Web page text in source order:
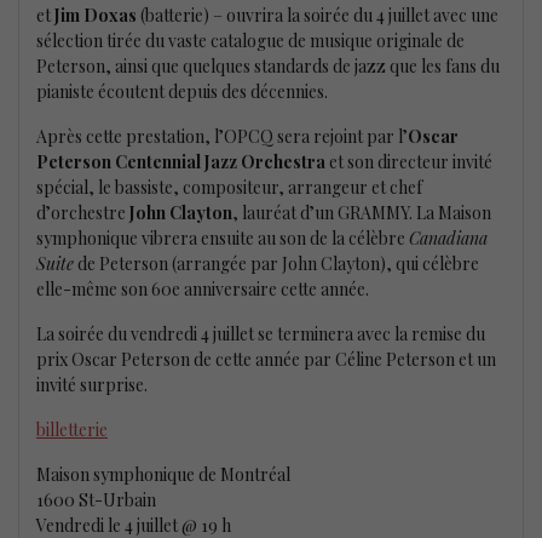
etJim Doxas (batterie) – ouvrira la soirée du 4 juillet avec une
sélection tirée du vaste catalogue de musique originale de
Peterson, ainsi que quelques standards de jazz que les fans du
pianiste écoutent depuis des décennies.
Après cette prestation, l’OPCQ sera rejoint par l’Oscar
Peterson Centennial Jazz Orchestra et son directeur invité
spécial, le bassiste, compositeur, arrangeur et chef
d’orchestre John Clayton, lauréat d’un GRAMMY. La Maison
symphonique vibrera ensuite au son de la célèbre Canadiana
Suite de Peterson (arrangée par John Clayton), qui célèbre
elle-même son 60e anniversaire cette année.
La soirée du vendredi 4 juillet se terminera avec la remise du
prix Oscar Peterson de cette année par Céline Peterson et un
invité surprise.
billetterie
Maison symphonique de Montréal
1600 St-Urbain
Vendredi le 4 juillet @ 19 h